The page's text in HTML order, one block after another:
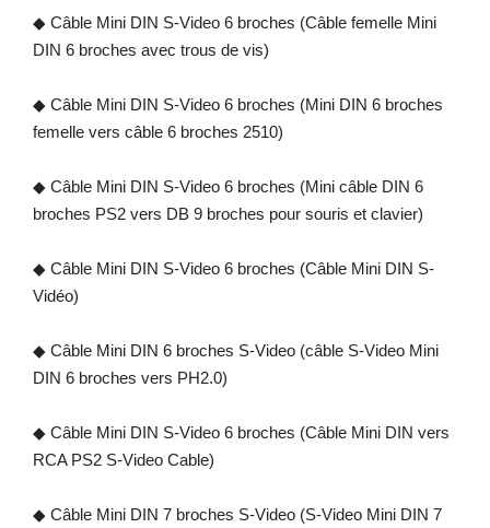
◆ Câble Mini DIN S-Video 6 broches (Câble femelle Mini
DIN 6 broches avec trous de vis)
◆ Câble Mini DIN S-Video 6 broches (Mini DIN 6 broches
femelle vers câble 6 broches 2510)
◆ Câble Mini DIN S-Video 6 broches (Mini câble DIN 6
broches PS2 vers DB 9 broches pour souris et clavier)
◆ Câble Mini DIN S-Video 6 broches (Câble Mini DIN S-
Vidéo)
◆ Câble Mini DIN 6 broches S-Video (câble S-Video Mini
DIN 6 broches vers PH2.0)
◆ Câble Mini DIN S-Video 6 broches (Câble Mini DIN vers
RCA PS2 S-Video Cable)
◆ Câble Mini DIN 7 broches S-Video (S-Video Mini DIN 7